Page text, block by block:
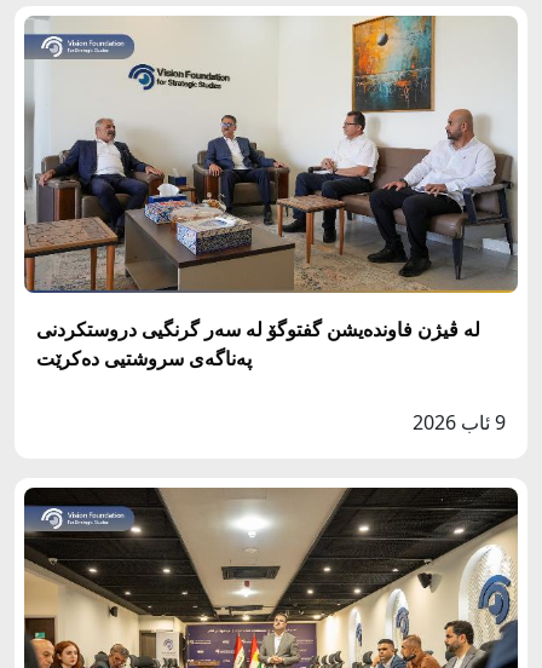
له‌ ڤيژن فاونده‌يشن گفتوگۆ لە سەر گرنگيى دروستكردنى
په‌ناگه‌ى سروشتيى دەکرێت
9 ئاب 2026